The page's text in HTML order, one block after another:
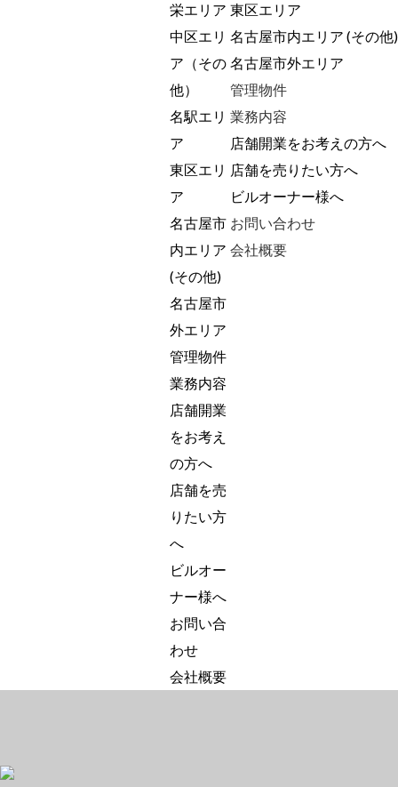
東区エリア
名古屋市内エリア (その他)
名古屋市外エリア
管理物件
業務内容
店舗開業をお考えの方へ
店舗を売りたい方へ
ビルオーナー様へ
お問い合わせ
会社概要
栄エリア
中区エリ
ア（その
他）
名駅エリ
ア
東区エリ
ア
名古屋市
内エリア
(その他)
名古屋市
外エリア
管理物件
業務内容
店舗開業
をお考え
の方へ
店舗を売
りたい方
へ
ビルオー
ナー様へ
お問い合
わせ
会社概要